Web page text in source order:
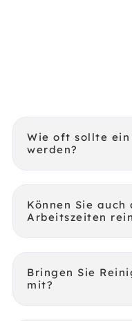
Wie oft sollte
werden?
Können Sie
Arbeitszeiten
Bringen Sie
mit?